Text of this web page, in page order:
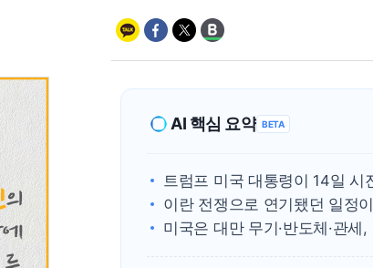
AI 핵심 요약 BETA
트럼프 미국 대통령이 14일 시
이란 전쟁으로 연기됐던 일정
미국은 대만 무기·반도체·관세